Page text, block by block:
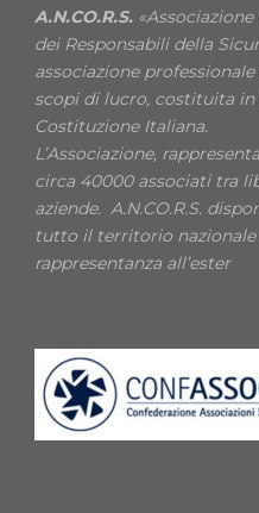
A.N.CO.R.S.
dei Responsabili della
associazione
scopi di lucro, costituita in
Costituzione Italiana.
L’Associazione,
circa 40000 associati tra
aziende. A.N.CO.R.S.
tutto il territorio nazionale
rappresentanza all’ester